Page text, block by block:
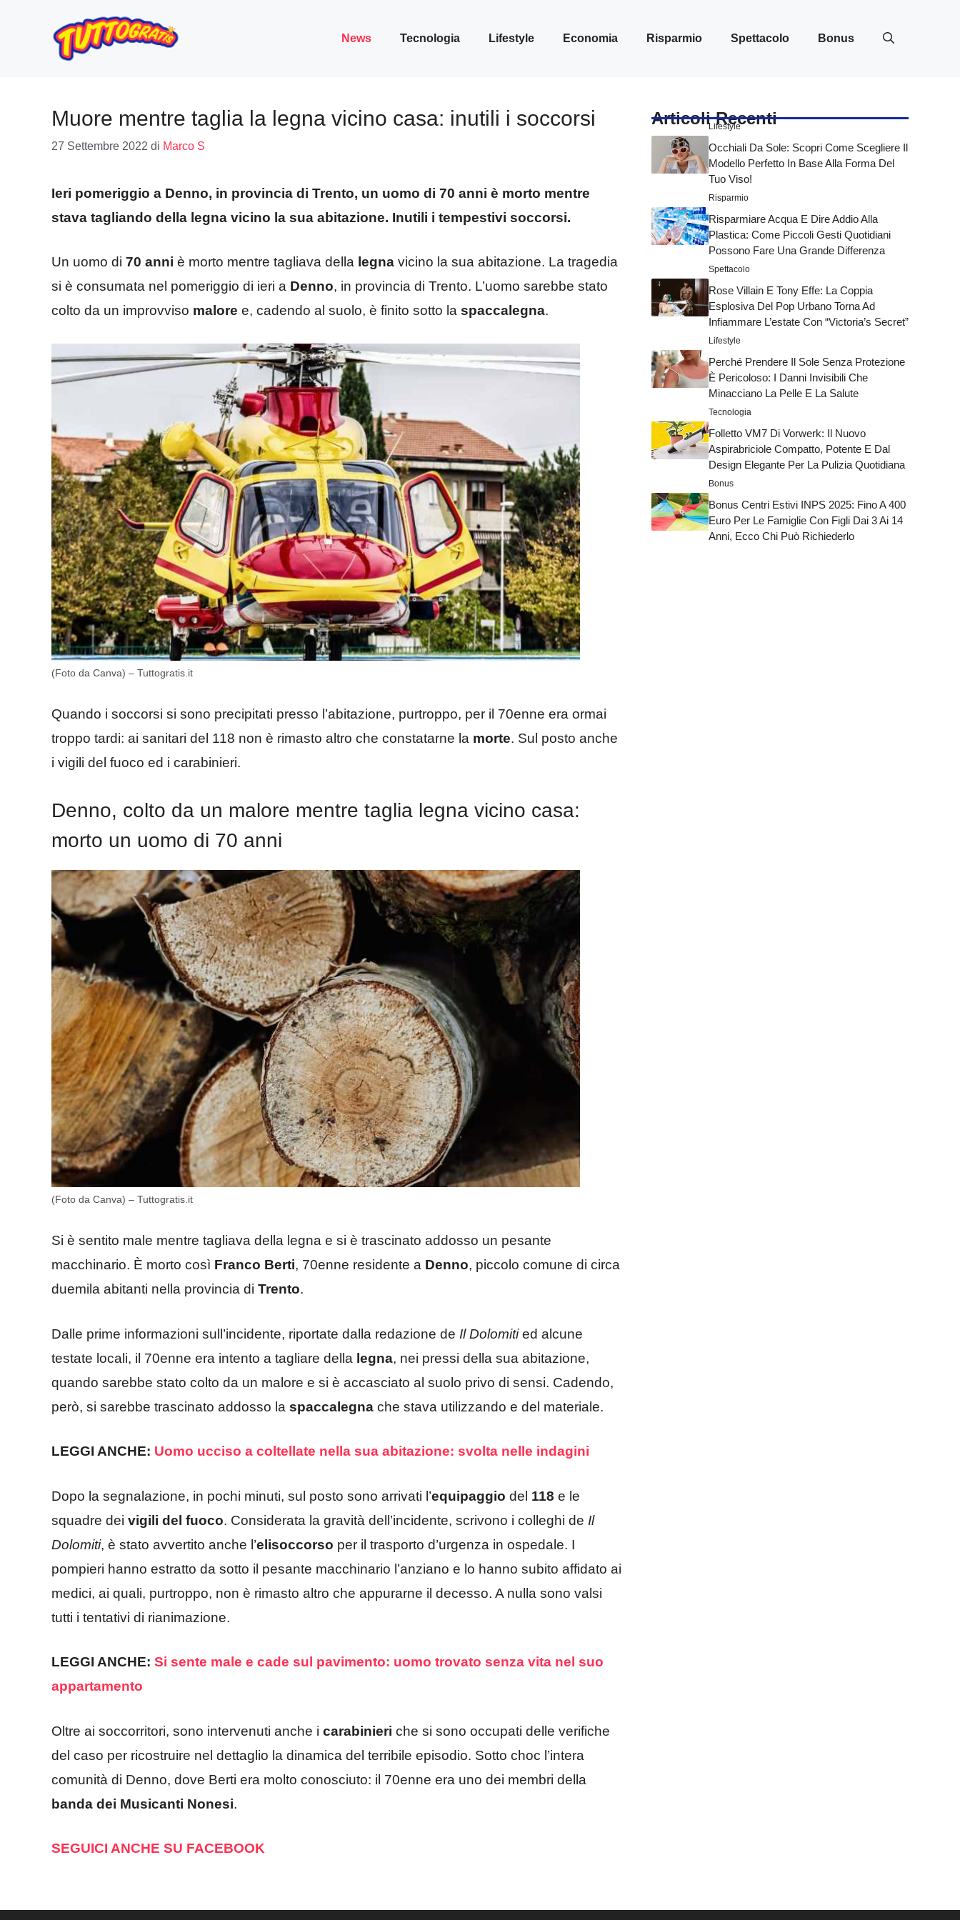
contenuto
News Tecnologia Lifestyle Economia Risparmio Spettacolo Bonus
Muore mentre taglia la legna vicino casa: inutili i soccorsi
27 Settembre 2022 di Marco S
Ieri pomeriggio a Denno, in provincia di Trento, un uomo di 70 anni è morto mentre
stava tagliando della legna vicino la sua abitazione. Inutili i tempestivi soccorsi.
Un uomo di 70 anni è morto mentre tagliava della legna vicino la sua abitazione. La tragedia
si è consumata nel pomeriggio di ieri a Denno, in provincia di Trento. L’uomo sarebbe stato
colto da un improvviso malore e, cadendo al suolo, è finito sotto la spaccalegna.
(Foto da Canva) – Tuttogratis.it
Quando i soccorsi si sono precipitati presso l’abitazione, purtroppo, per il 70enne era ormai
troppo tardi: ai sanitari del 118 non è rimasto altro che constatarne la morte. Sul posto anche
i vigili del fuoco ed i carabinieri.
Denno, colto da un malore mentre taglia legna vicino casa:
morto un uomo di 70 anni
(Foto da Canva) – Tuttogratis.it
Si è sentito male mentre tagliava della legna e si è trascinato addosso un pesante
macchinario. È morto così Franco Berti, 70enne residente a Denno, piccolo comune di circa
duemila abitanti nella provincia di Trento.
Dalle prime informazioni sull’incidente, riportate dalla redazione de Il Dolomitied alcune
testate locali, il 70enne era intento a tagliare della legna, nei pressi della sua abitazione,
quando sarebbe stato colto da un malore e si è accasciato al suolo privo di sensi. Cadendo,
però, si sarebbe trascinato addosso la spaccalegna che stava utilizzando e del materiale.
LEGGI ANCHE: Uomo ucciso a coltellate nella sua abitazione: svolta nelle indagini
Dopo la segnalazione, in pochi minuti, sul posto sono arrivati l’equipaggio del 118 e le
squadre dei vigili del fuoco. Considerata la gravità dell’incidente, scrivono i colleghi de Il
Dolomiti, è stato avvertito anche l’elisoccorso per il trasporto d’urgenza in ospedale. I
pompieri hanno estratto da sotto il pesante macchinario l’anziano e lo hanno subito affidato ai
medici, ai quali, purtroppo, non è rimasto altro che appurarne il decesso. A nulla sono valsi
tutti i tentativi di rianimazione.
LEGGI ANCHE: Si sente male e cade sul pavimento: uomo trovato senza vita nel suo
appartamento
Oltre ai soccorritori, sono intervenuti anche i carabinieri che si sono occupati delle verifiche
del caso per ricostruire nel dettaglio la dinamica del terribile episodio. Sotto choc l’intera
comunità di Denno, dove Berti era molto conosciuto: il 70enne era uno dei membri della
banda dei Musicanti Nonesi.
SEGUICI ANCHE SU FACEBOOK
Articoli Recenti
Lifestyle
Occhiali Da Sole: Scopri Come Scegliere Il
Modello Perfetto In Base Alla Forma Del
Tuo Viso!
Risparmio
Risparmiare Acqua E Dire Addio Alla
Plastica: Come Piccoli Gesti Quotidiani
Possono Fare Una Grande Differenza
Spettacolo
Rose Villain E Tony Effe: La Coppia
Esplosiva Del Pop Urbano Torna Ad
Infiammare L’estate Con “Victoria’s Secret”
Lifestyle
Perché Prendere Il Sole Senza Protezione
È Pericoloso: I Danni Invisibili Che
Minacciano La Pelle E La Salute
Tecnologia
Folletto VM7 Di Vorwerk: Il Nuovo
Aspirabriciole Compatto, Potente E Dal
Design Elegante Per La Pulizia Quotidiana
Bonus
Bonus Centri Estivi INPS 2025: Fino A 400
Euro Per Le Famiglie Con Figli Dai 3 Ai 14
Anni, Ecco Chi Può Richiederlo